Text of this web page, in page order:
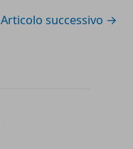
Articolo successivo →